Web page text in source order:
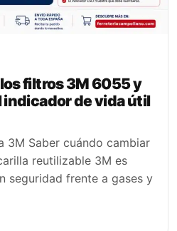
filtros 3M 6055 y
de vida útil
3M Saber cuándo cambiar
reutilizable 3M es
seguridad frente a gases y